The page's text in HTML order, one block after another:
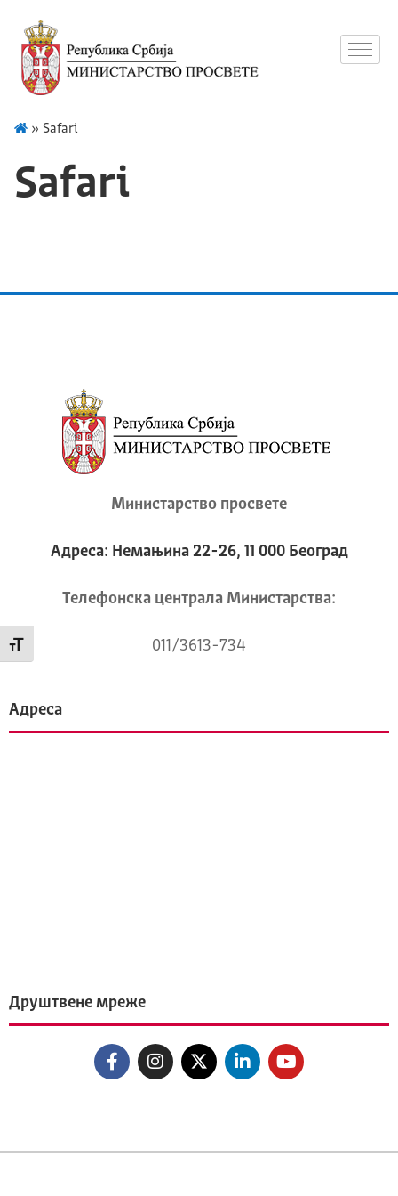
Промени величину слова
» Safari
Safari
Министарство просвете
Адреса: Немањина 22-26, 11 000 Београд
Телeфонска централа Mинистарства:
011/3613-734
Адреса
Друштвене мреже